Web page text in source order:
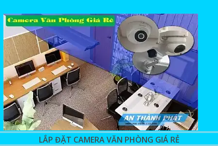
LẮP ĐẶT CAMERA VĂN PHÒNG GIÁ RẺ